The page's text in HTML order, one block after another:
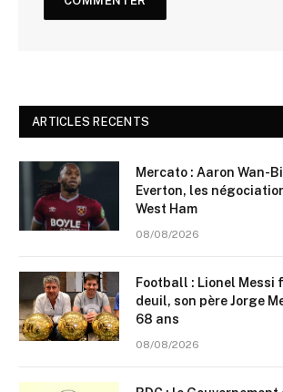
ARTICLES RECENTS
Mercato : Aaron Wan-
Everton, les
West Ham
08/08/2026
Football : Lionel Messi
deuil, son père Jorge
68 ans
08/08/2026